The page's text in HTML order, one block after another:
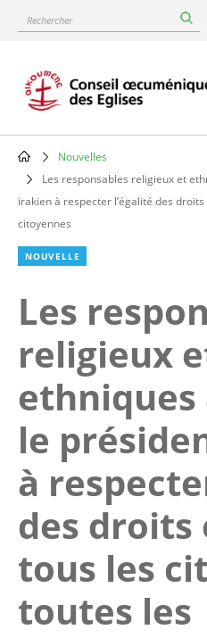
content
Rechercher
Main
navigation
Breadcrumb
Nouvelles
Les responsables religieux et
irakien à respecter l’égalité des
citoyennes
NOUVELLE
Les
religieux
le
à
des droits
tous les
toutes les